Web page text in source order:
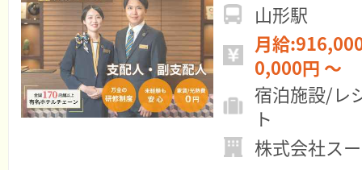
山形駅
月給:916,000円 ～
0,000円 ～
宿泊施設/レ
ト
株式会社ス